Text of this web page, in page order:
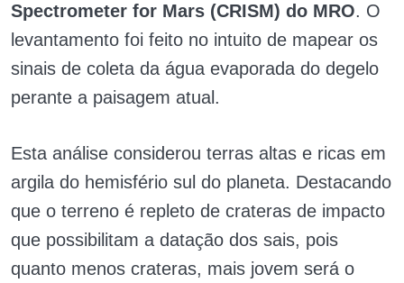
Spectrometer for Mars (CRISM) do MRO. O
levantamento foi feito no intuito de mapear os
sinais de coleta da água evaporada do degelo
perante a paisagem atual.
Esta análise considerou terras altas e ricas em
argila do hemisfério sul do planeta. Destacando
que o terreno é repleto de crateras de impacto
que possibilitam a datação dos sais, pois
quanto menos crateras, mais jovem será o